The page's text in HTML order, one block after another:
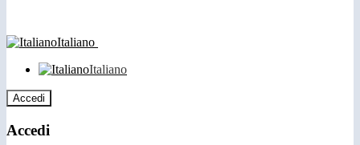
Italiano
Italiano
Accedi
Accedi